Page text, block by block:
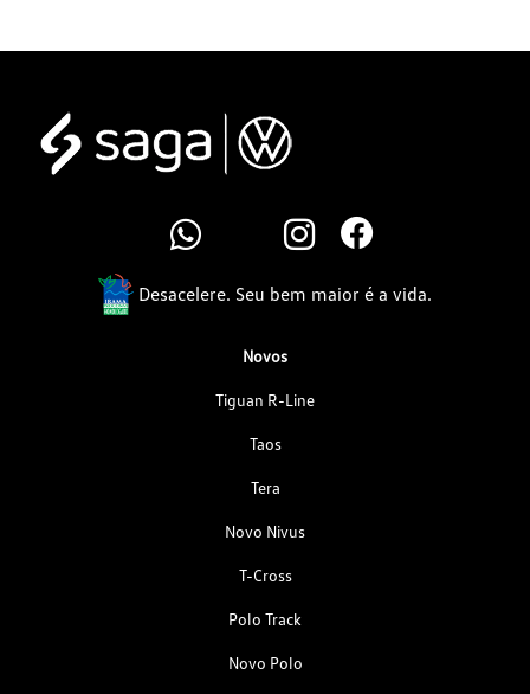
Desacelere. Seu bem maior é a vida.
Novos
Tiguan R-Line
Taos
Tera
Novo Nivus
T-Cross
Polo Track
Novo Polo